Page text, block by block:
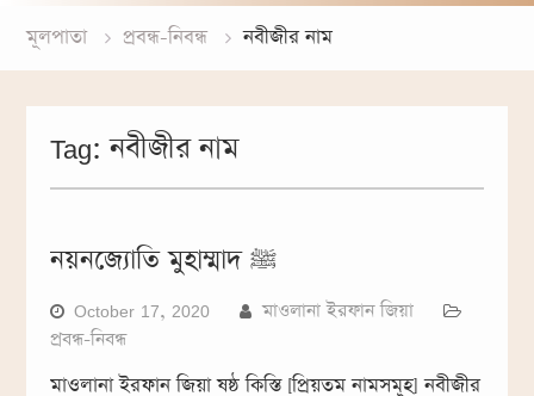
কুরআন বাদ দিয়ে সংস্কার হবে না
মূলপাতা প্রবন্ধ-নিবন্ধ নবীজীর নাম
Tag:নবীজীর নাম
নয়নজ্যোতি মুহাম্মাদ ﷺ
October 17, 2020
মাওলানা ইরফান জিয়া
প্রবন্ধ-নিবন্ধ
মাওলানা ইরফান জিয়া ষষ্ঠ কিস্তি [প্রিয়তম নামসমূহ] নবীজীর